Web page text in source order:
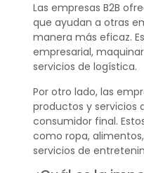
Las empresas B2B
que ayudan a otras
manera más eficaz.
empresarial,
servicios de logística.
Por otro lado, las
productos y servicios
consumidor final.
como ropa,
servicios de